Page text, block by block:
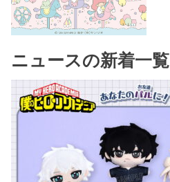
ニュースの新着一覧